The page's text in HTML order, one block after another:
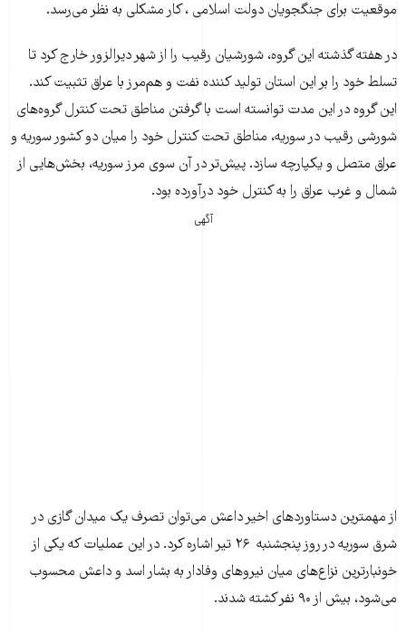
موقعيت برای جنگجويان دولت اسلامی ، کار مشکلی به نظر می‌رسد.
در هفته گذشته این گروه، شورشيان رقيب را از شهر ديرالزور خارج کرد تا
تسلط خود را بر اين استان توليد کننده نفت و هم‌مرز با عراق تثبيت کند.
این گروه در این مدت توانسته است با گرفتن مناطق تحت کنترل گروه‌های
شورشی رقيب در سوريه، مناطق تحت کنترل خود را ميان دو کشور سوريه و
عراق متصل و يکپارچه سازد. پیش‌تر در آن سوی مرز سوريه، بخش‌هايی از
شمال و غرب عراق را به کنترل خود درآورده بود.
آگهی
از مهمترین دستاوردهای اخیر داعش می‌توان تصرف يک ميدان گازی در
شرق سوريه در روز پنجشنبه ۲۶ تیر اشاره کرد. در اين عمليات که يکی از
خونبار‌ترين نزاع‌های ميان نيروهای وفادار به بشار اسد و داعش محسوب
می‌شود، بیش از ۹۰ نفر کشته شدند.